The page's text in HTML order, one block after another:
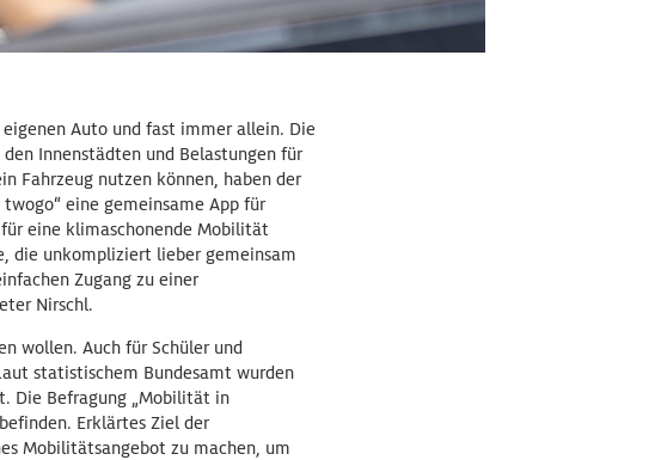
Auto und fast immer allein. Die
Innenstädten und Belastungen für
Fahrzeug nutzen können, haben der
eine gemeinsame App für
eine klimaschonende Mobilität
die unkompliziert lieber gemeinsam
Zugang zu einer
Nirschl.
wollen. Auch für Schüler und
statistischem Bundesamt wurden
Die Befragung „Mobilität in
Erklärtes Ziel der
Mobilitätsangebot zu machen, um